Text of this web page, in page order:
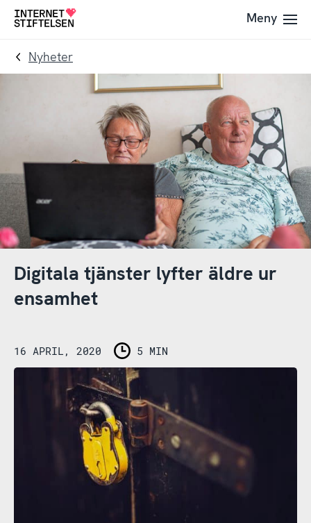
Till
navigering
Till
innehåll
Till
Meny
Nyheter
Digitala tjänster lyfter äldre ur
ensamhet
16 APRIL, 2020 5 MIN